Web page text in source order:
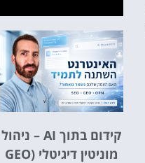
קידום בתוך AI – ניהול
מוניטין דיגיטלי (GEO